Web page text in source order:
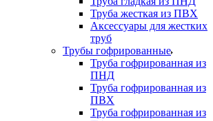
Труба жесткая из ПВХ
Аксессуары для жестких
труб
Трубы гофрированные
Труба гофрированная из
ПНД
Труба гофрированная из
ПВХ
Труба гофрированная из